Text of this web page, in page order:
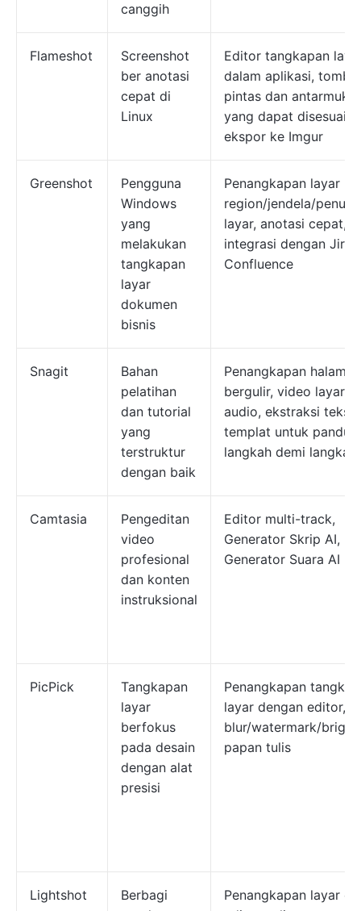
canggih
Flameshot
Screenshot
ber anotasi
cepat di
Linux
Editor tangkapan
dalam aplikasi, tombol
pintas dan antarmuka
yang dapat
ekspor ke Imgur
Greenshot
Pengguna
Windows
yang
melakukan
tangkapan
layar
dokumen
bisnis
Penangkapan layar
region/jendela/penuh
layar, anotasi cepat,
integrasi dengan Jira
Confluence
Snagit
Bahan
pelatihan
dan tutorial
yang
terstruktur
dengan baik
Penangkapan halaman
bergulir, video layar +
audio, ekstraksi teks
templat untuk
langkah demi langkah
Camtasia
Pengeditan
video
profesional
dan konten
instruksional
Editor multi-track,
Generator Skrip AI,
Generator Suara AI
PicPick
Tangkapan
layar
berfokus
pada desain
dengan alat
presisi
Penangkapan
layar dengan editor,
blur/watermark/
papan tulis
Lightshot
Berbagi
Penangkapan layar